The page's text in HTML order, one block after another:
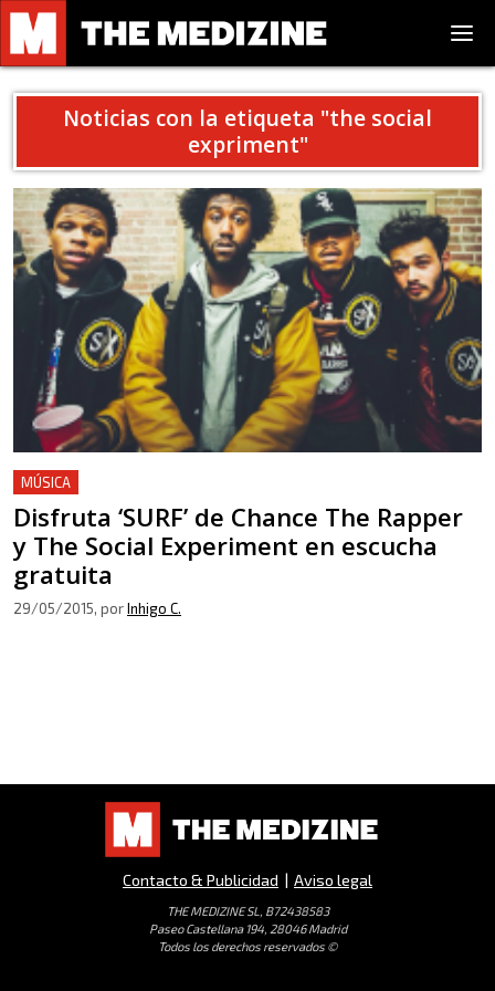
Noticias con la etiqueta "the social
expriment"
MÚSICA
Disfruta ‘SURF’ de Chance The Rapper
y The Social Experiment en escucha
gratuita
29/05/2015, porInhigo C.
Contacto & Publicidad | Aviso legal
THE MEDIZINE SL, B72438583
Paseo Castellana 194, 28046 Madrid
Todos los derechos reservados ©